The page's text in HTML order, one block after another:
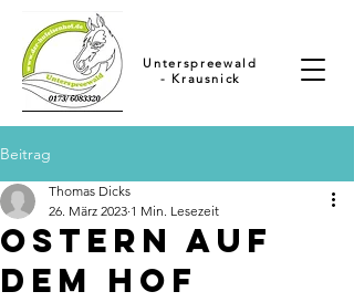
Unterspreewald
- Krausnick
Beitrag
Ostern auf
dem Hof
Thomas Dicks
26. März 2023 1 Min. Lesezeit